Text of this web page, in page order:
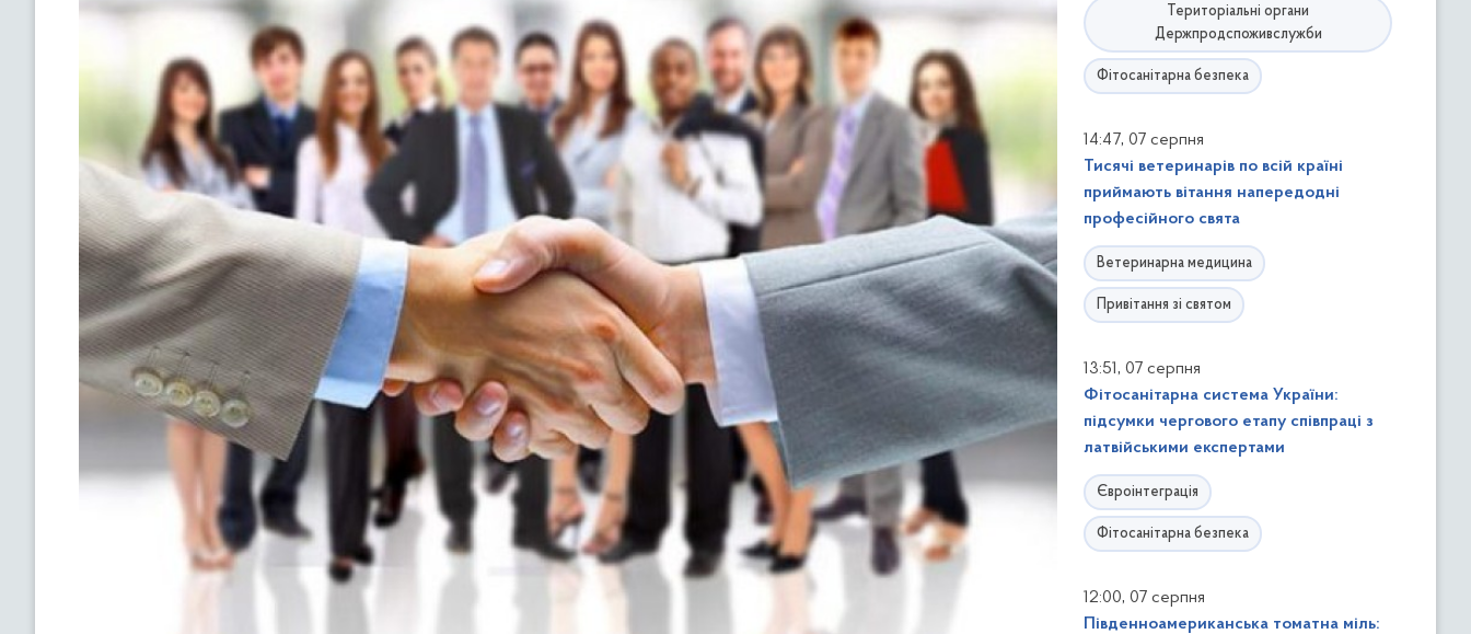
Територіальні органи
Держпродспоживслужби
Фітосанітарна безпека
14:47, 07 серпня
Тисячі ветеринарів по всій країні
приймають вітання напередодні
професійного свята
Ветеринарна медицина
Привітання зі святом
13:51, 07 серпня
Фітосанітарна система України:
підсумки чергового етапу співпраці з
латвійськими експертами
Євроінтеграція
Фітосанітарна безпека
12:00, 07 серпня
Південноамериканська томатна міль: